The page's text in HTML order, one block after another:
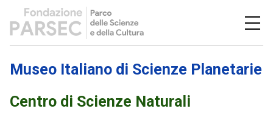
Museo Italiano di Scienze Planetarie
Centro di Scienze Naturali